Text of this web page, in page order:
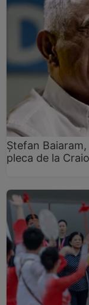
Ștefan
pleca de la